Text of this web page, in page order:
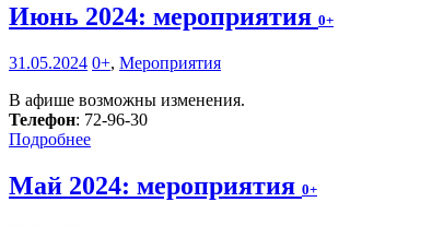
Июнь 2024: мероприятия 0+
31.05.2024 0+, Мероприятия
В афише возможны изменения.
Телефон: 72-96-30
Подробнее
Май 2024: мероприятия 0+